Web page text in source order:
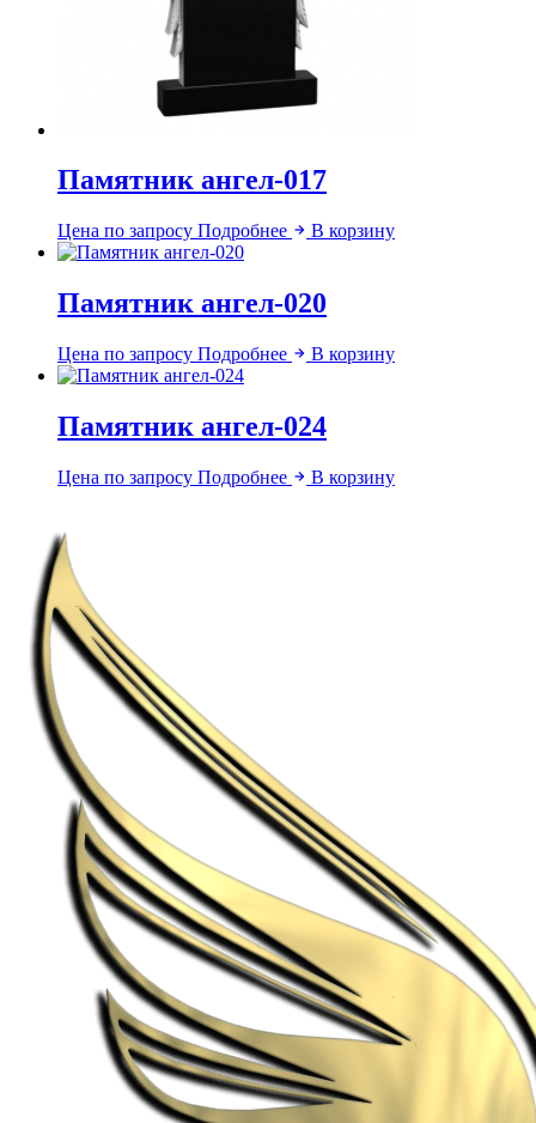
Памятник ангел-017
Цена по запросу Подробнее В корзину
Памятник ангел-020
Цена по запросу Подробнее В корзину
Памятник ангел-024
Цена по запросу Подробнее В корзину